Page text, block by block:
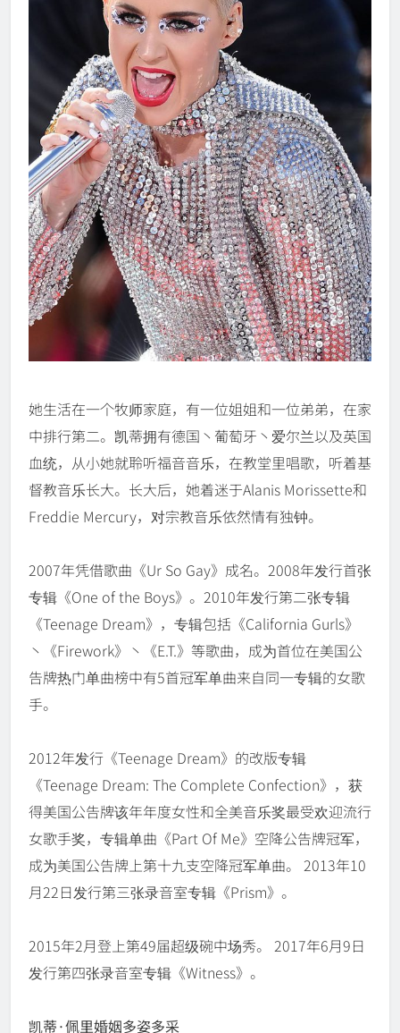
她生活在一个牧师家庭，有一位姐姐和一位弟弟，在家
中排行第二。凯蒂拥有德国丶葡萄牙丶爱尔兰以及英国
血统，从小她就聆听福音音乐，在教堂里唱歌，听着基
督教音乐长大。长大后，她着迷于Alanis Morissette和
Freddie Mercury，对宗教音乐依然情有独钟。
2007年凭借歌曲《Ur So Gay》成名。2008年发行首张
专辑《One of the Boys》。2010年发行第二张专辑
《Teenage Dream》，专辑包括《California Gurls》
丶《Firework》丶《E.T.》等歌曲，成为首位在美国公
告牌热门单曲榜中有5首冠军单曲来自同一专辑的女歌
手。
2012年发行《Teenage Dream》的改版专辑
《Teenage Dream: The Complete Confection》，获
得美国公告牌该年年度女性和全美音乐奖最受欢迎流行
女歌手奖，专辑单曲《Part Of Me》空降公告牌冠军，
成为美国公告牌上第十九支空降冠军单曲。 2013年10
月22日发行第三张录音室专辑《Prism》。
2015年2月登上第49届超级碗中场秀。 2017年6月9日
发行第四张录音室专辑《Witness》。
凯蒂·佩里婚姻多姿多采